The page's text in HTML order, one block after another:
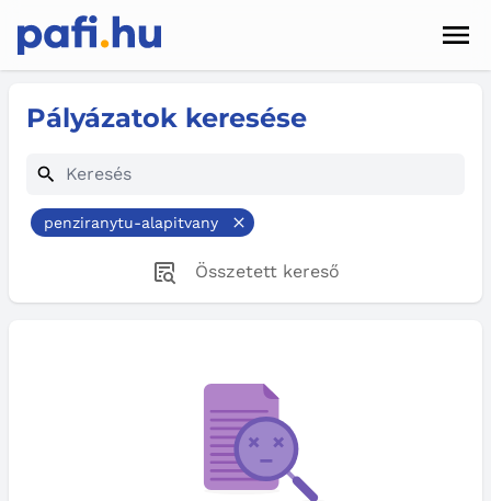
Sötét mód
Pályázatok keresése
penziranytu-alapitvany
Összetett kereső